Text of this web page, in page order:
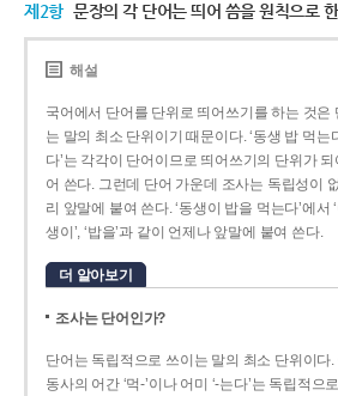
제2항 문장의 각 단어는 띄어 씀을 원칙으로 한
해설
국어에서 단어를 단위로 띄어쓰기를 하는 것은
는 말의 최소 단위이기 때문이다. ‘동생 밥 먹는다
다’는 각각이 단어이므로 띄어쓰기의 단위가 되
어 쓴다. 그런데 단어 가운데 조사는 독립성이
리 앞말에 붙여 쓴다. ‘동생이 밥을 먹는다’에서 ‘
생이’, ‘밥을’과 같이 언제나 앞말에 붙여 쓴다.
더 알아보기
조사는 단어인가?
단어는 독립적으로 쓰이는 말의 최소 단위이다.
동사의 어간 ‘먹-­’이나 어미 ‘­-는다’는 독립적